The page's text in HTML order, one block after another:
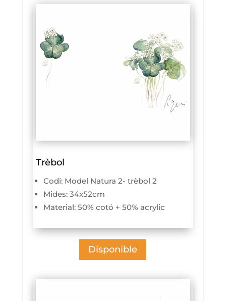
Trèbol
Codi: Model Natura 2- trèbol 2
Mides: 34x52cm
Material: 50% cotó + 50% acrylic
Disponible